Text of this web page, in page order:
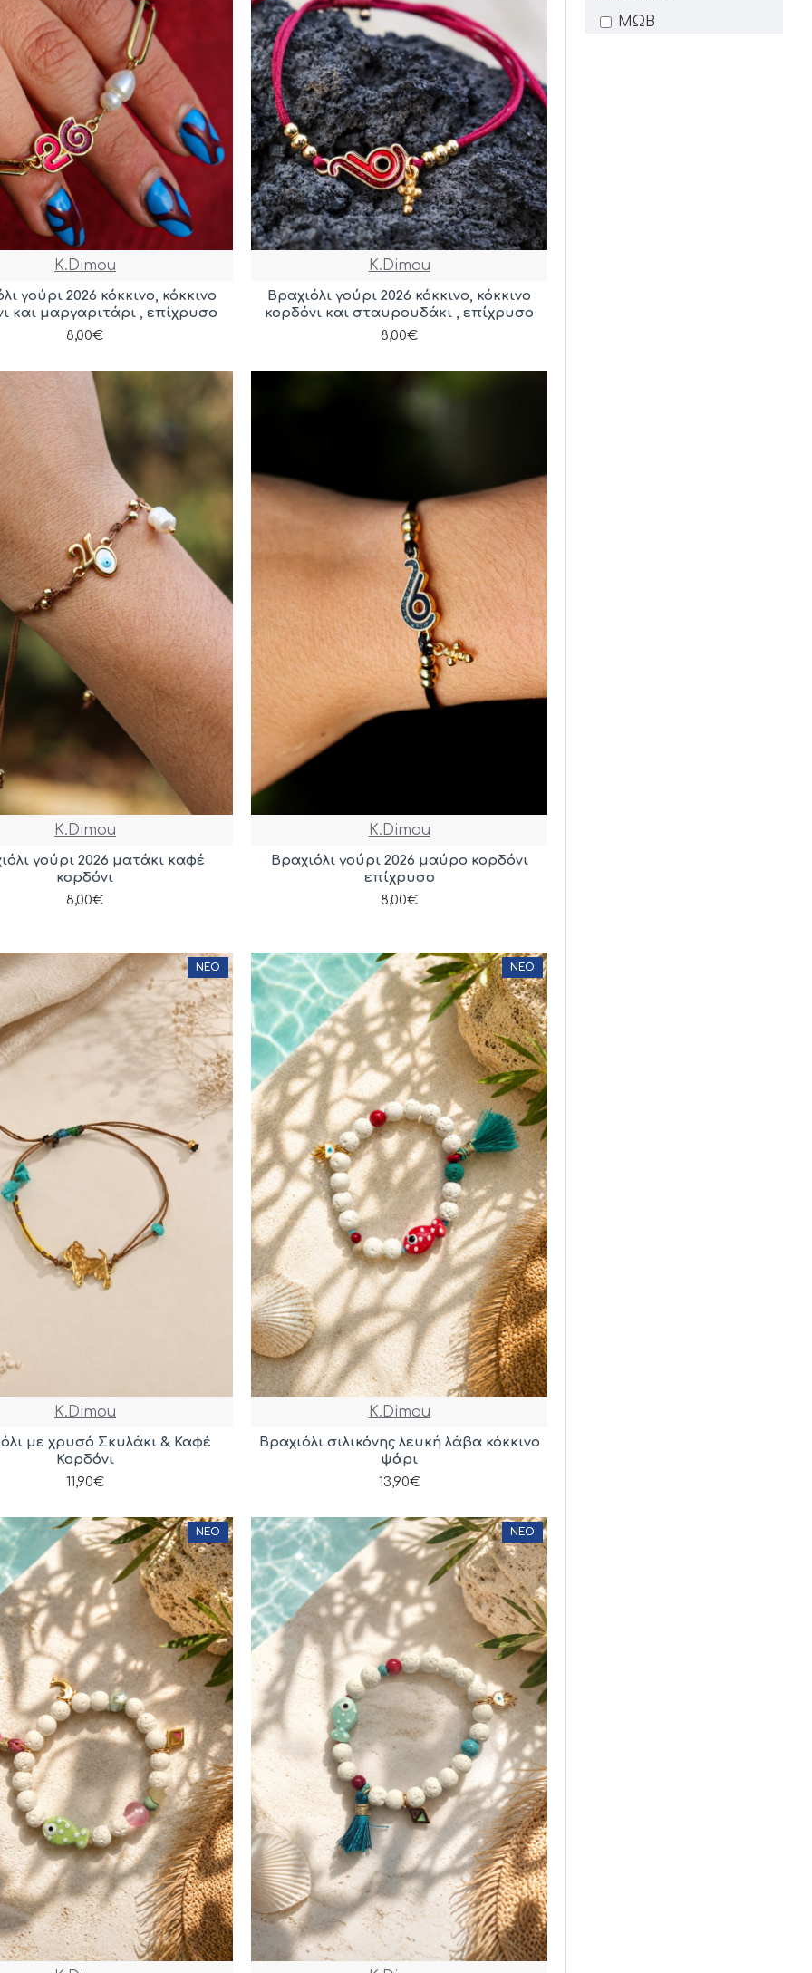
K.Dimou
γούρι 2026 κόκκινο, κόκκινο
και μαργαριτάρι , επίχρυσο
8,00€
K.Dimou
Βραχιόλι γούρι 2026 κόκκινο, κόκκινο
κορδόνι και σταυρουδάκι , επίχρυσο
8,00€
K.Dimou
γούρι 2026 ματάκι καφέ
κορδόνι
8,00€
K.Dimou
Βραχιόλι γούρι 2026 μαύρο κορδόνι
επίχρυσο
8,00€
ΝΈΟ
K.Dimou
με χρυσό Σκυλάκι & Καφέ
Κορδόνι
11,90€
ΝΈΟ
K.Dimou
Βραχιόλι σιλικόνης λευκή λάβα κόκκινο
ψάρι
13,90€
ΝΈΟ ΝΈΟ
ΜΩΒ